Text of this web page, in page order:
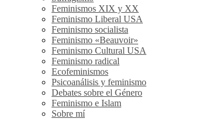
Feminismos XIX y XX
Feminismo Liberal USA
Feminismo socialista
Feminismo «Beauvoir»
Feminismo Cultural USA
Feminismo radical
Ecofeminismos
Psicoanálisis y feminismo
Debates sobre el Género
Feminismo e Islam
Sobre mí